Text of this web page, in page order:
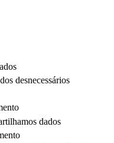
desnecessários
dados